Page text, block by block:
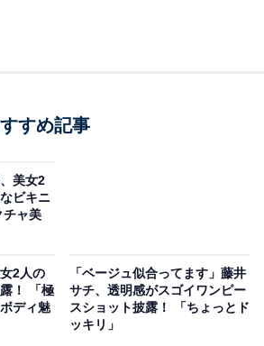
すめ記事
美女2
ビキニ
チャ美
2人の
！ 「極
ディ魅
「ベージュ似合ってます」藤井
サチ、透明感がスゴイワンピー
スショット披露！ 「ちょっとド
ッキリ」